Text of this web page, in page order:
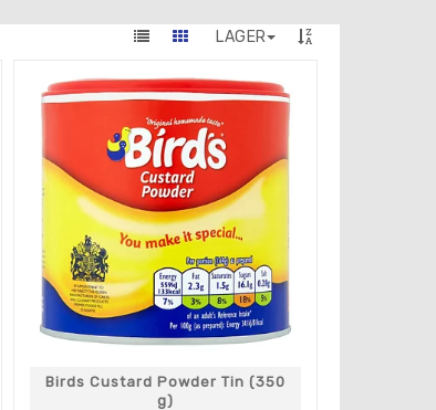
LAGER
Birds Custard Powder Tin (350
g)